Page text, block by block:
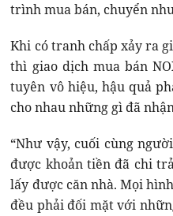
trình mua bán, chuyển
Khi có tranh chấp xảy ra
thì giao dịch mua bán
tuyên vô hiệu, hậu quả
cho nhau những gì đã
“Như vậy, cuối cùng
được khoản tiền đã chi
lấy được căn nhà. Mọi
đều phải đối mặt với